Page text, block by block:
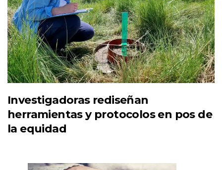
Investigadoras rediseñan
herramientas y protocolos en pos de
la equidad